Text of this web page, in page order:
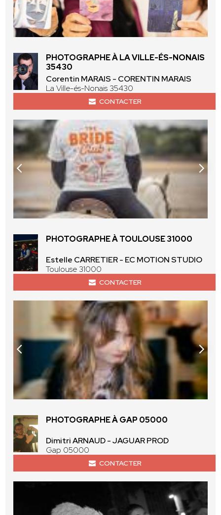
PHOTOGRAPHE À LA VILLE-ÉS-NONAIS
35430
Corentin MARAIS - CORENTIN MARAIS
La Ville-és-Nonais 35430
CONTACTER
PHOTOGRAPHE À TOULOUSE 31000
Estelle CARRETIER - EC MOTION STUDIO
Toulouse 31000
CONTACTER
PHOTOGRAPHE À GAP 05000
Dimitri ARNAUD - JAGUAR PROD
Gap 05000
CONTACTER